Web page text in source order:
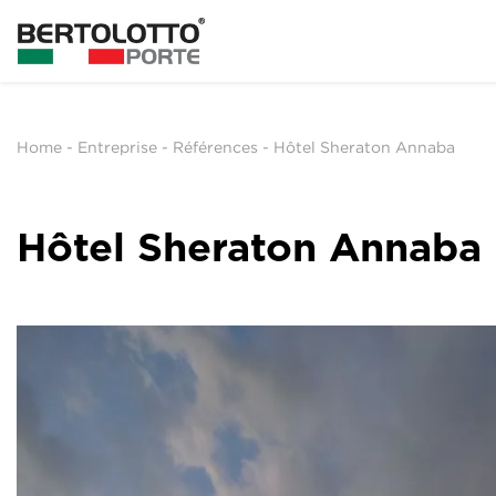
Home - Entreprise - Références - Hôtel Sheraton Annaba
Hôtel Sheraton Annaba